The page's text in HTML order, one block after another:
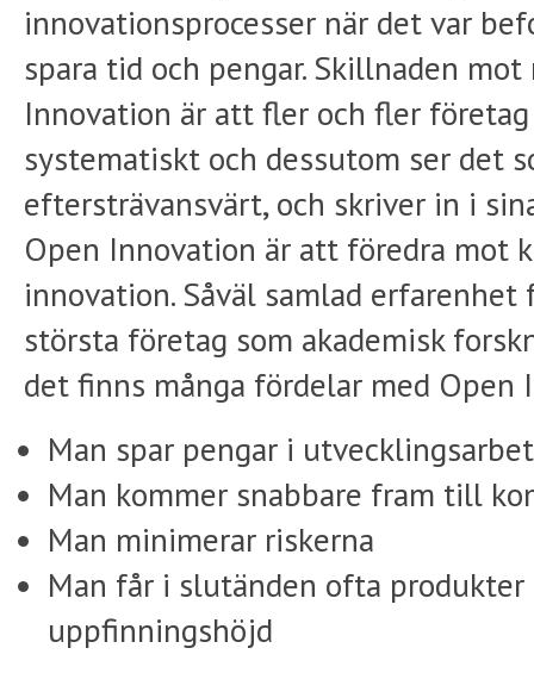
innovationsprocesser när det var
spara tid och pengar. Skillnaden
Innovation är att fler och fler
systematiskt och dessutom ser det
eftersträvansvärt, och skriver in i
Open Innovation är att föredra mot
innovation. Såväl samlad erfarenhet
största företag som akademisk
det finns många fördelar med Open
Man spar pengar i
Man kommer snabbare fram till
Man minimerar riskerna
Man får i slutänden ofta produkter
uppfinningshöjd